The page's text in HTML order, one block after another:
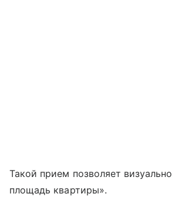
Такой прием позволяет визуально
площадь квартиры».